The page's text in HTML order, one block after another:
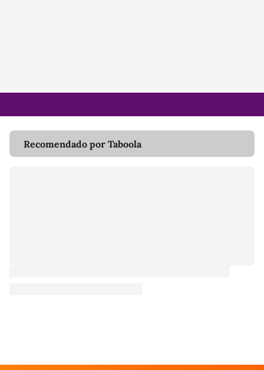
Recomendado por Taboola